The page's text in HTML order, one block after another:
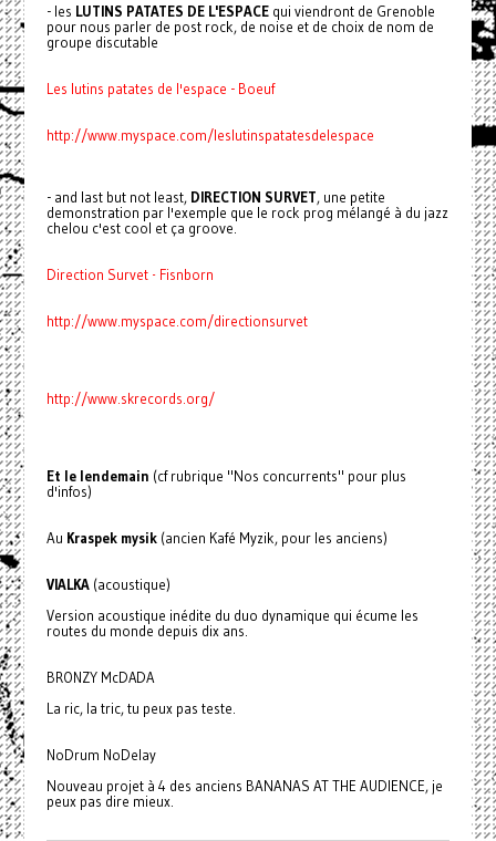
- les LUTINS PATATES DE L'ESPACEqui viendront de Grenoble
pour nous parler de post rock, de noise et de choix de nom de
groupe discutable
Les lutins patates de l'espace - Boeuf
http://www.myspace.com/leslutinspatatesdelespace
- and last but not least, DIRECTION SURVET, une petite
demonstration par l'exemple que le rock prog mélangé à du jazz
chelou c'est cool et ça groove.
Direction Survet - Fisnborn
http://www.myspace.com/directionsurvet
http://www.skrecords.org/
Et le lendemain (cf rubrique "Nos concurrents" pour plus
d'infos)
Au Kraspek mysik(ancien Kafé Myzik, pour les anciens)
VIALKA(acoustique)
Version acoustique inédite du duo dynamique qui écume les
routes du monde depuis dix ans.
BRONZY McDADA
La ric, la tric, tu peux pas teste.
NoDrum NoDelay
Nouveau projet à 4 des anciens BANANAS AT THE AUDIENCE, je
peux pas dire mieux.